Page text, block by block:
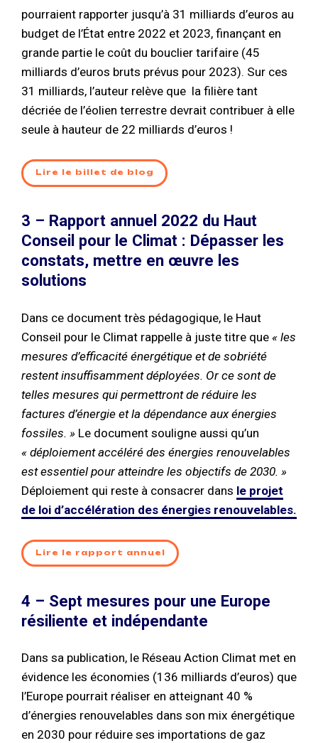
pourraient rapporter jusqu’à 31 milliards d’euros au
budget de l’État entre 2022 et 2023, finançant en
grande partie le coût du bouclier tarifaire (45
milliards d’euros bruts prévus pour 2023). Sur ces
31 milliards, l’auteur relève que la filière tant
décriée de l’éolien terrestre devrait contribuer à elle
seule à hauteur de 22 milliards d’euros !
Lire le billet de blog
3 – Rapport annuel 2022 du Haut
Conseil pour le Climat : Dépasser les
constats, mettre en œuvre les
solutions
Dans ce document très pédagogique, le Haut
Conseil pour le Climat rappelle à juste titre que « les
mesures d’efficacité énergétique et de sobriété
restentinsuffisamment déployées. Or ce sont de
telles mesures qui permettront de réduire les
factures d’énergie et la dépendance aux énergies
fossiles. » Le document souligne aussi qu’un
« déploiement accéléré des énergies renouvelables
estessentiel pour atteindre les objectifs de 2030. »
Déploiement qui reste à consacrer dans le projet
de loi d’accélération des énergies renouvelables.
Lire le rapport annuel
4 – Sept mesures pour une Europe
résiliente et indépendante
Dans sa publication, le Réseau Action Climat met en
évidence les économies (136 milliards d’euros) que
l’Europe pourrait réaliser en atteignant 40 %
d’énergies renouvelables dans son mix énergétique
en 2030 pour réduire ses importations de gaz